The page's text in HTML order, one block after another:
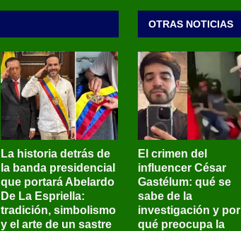
La historia detrás de
la banda presidencial
que portará Abelardo
De La Espriella:
tradición, simbolismo
y el arte de un sastre
OTRAS NOTICIAS
El crimen del
influencer César
Gastélum: qué se
sabe de la
investigación y por
qué preocupa la